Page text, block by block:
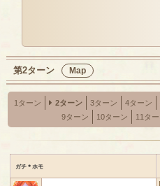
第2ターン Map
1ターン 2ターン 3ターン 4ターン
9ターン
10ターン 11タ
ガチ＊ホモ